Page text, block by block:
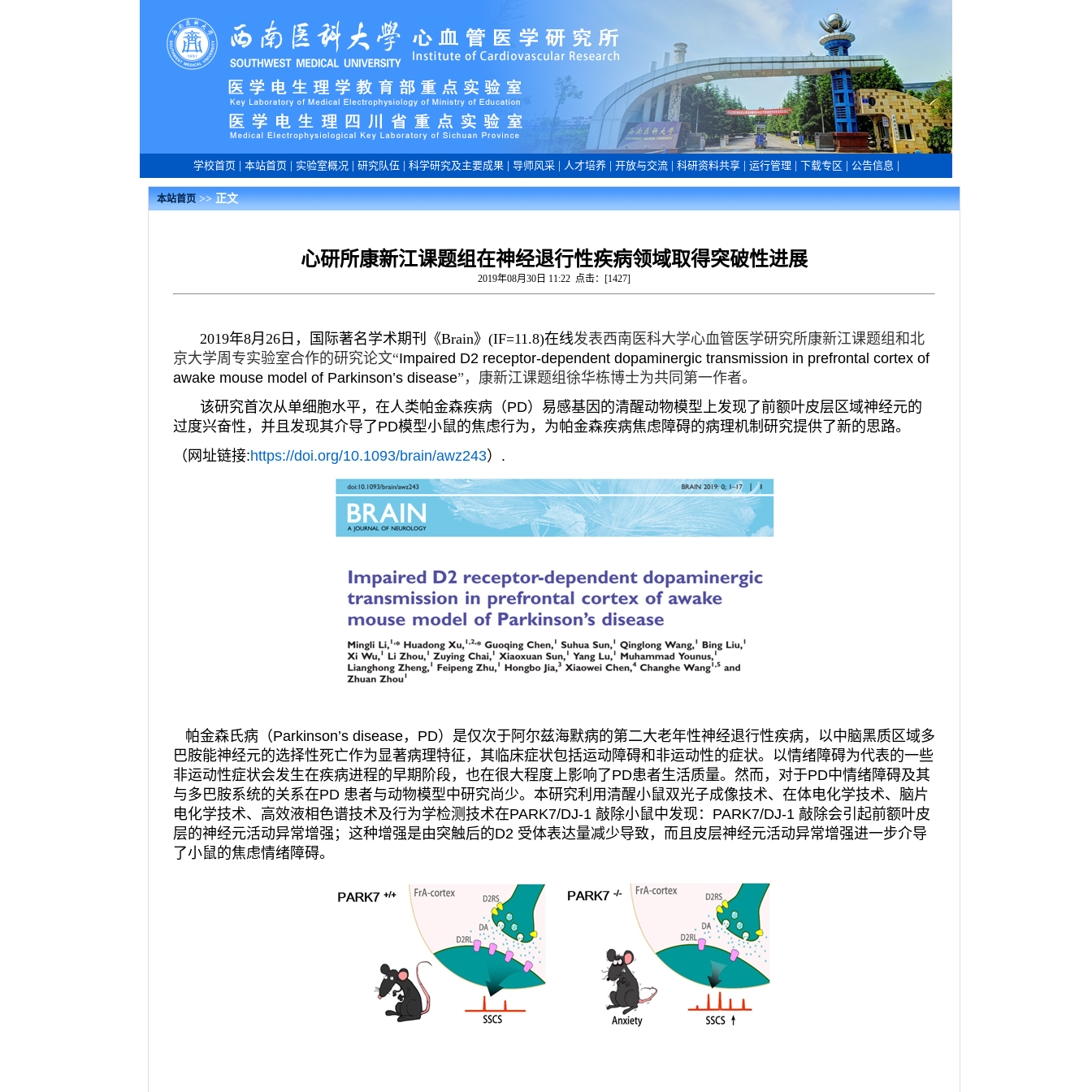
学校首页| 本站首页| 实验室概况| 研究队伍 科学研究及主要成果| 导师风采| 人才培养| 开放与交流| 科研资料共享| 运行管理| 下载专区 公告信息
本站首页>> 正文
心研所康新江课题组在神经退行性疾病领域取得突破性进展
2019年08月30日 11:22 点击：[1427]
2019年8月26日，国际著名学术期刊《Brain》(IF=11.8)在线发表西南医科大学心血管医学研究所康新江课题组和北
京大学周专实验室合作的研究论文“Impaired D2 receptor-dependent dopaminergic transmission in prefrontal cortex of
awake mouse model of Parkinson’s disease”，康新江课题组徐华栋博士为共同第一作者。
该研究首次从单细胞水平，在人类帕金森疾病（PD）易感基因的清醒动物模型上发现了前额叶皮层区域神经元的
过度兴奋性，并且发现其介导了PD模型小鼠的焦虑行为，为帕金森疾病焦虑障碍的病理机制研究提供了新的思路。
（网址链接:https://doi.org/10.1093/brain/awz243） .
帕金森氏病（Parkinson’s disease， PD）是仅次于阿尔兹海默病的第二大老年性神经退行性疾病，以中脑黑质区域多
巴胺能神经元的选择性死亡作为显著病理特征，其临床症状包括运动障碍和非运动性的症状。以情绪障碍为代表的一些
非运动性症状会发生在疾病进程的早期阶段，也在很大程度上影响了PD患者生活质量。然而，对于PD中情绪障碍及其
与多巴胺系统的关系在PD 患者与动物模型中研究尚少。本研究利用清醒小鼠双光子成像技术、在体电化学技术、脑片
电化学技术、高效液相色谱技术及行为学检测技术在PARK7/DJ-1 敲除小鼠中发现： PARK7/DJ-1 敲除会引起前额叶皮
层的神经元活动异常增强；这种增强是由突触后的D2 受体表达量减少导致，而且皮层神经元活动异常增强进一步介导
了小鼠的焦虑情绪障碍。